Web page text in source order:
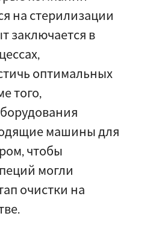
на стерилизации
заключается в
оптимальных
того,
машины для
чтобы
могли
очистки на